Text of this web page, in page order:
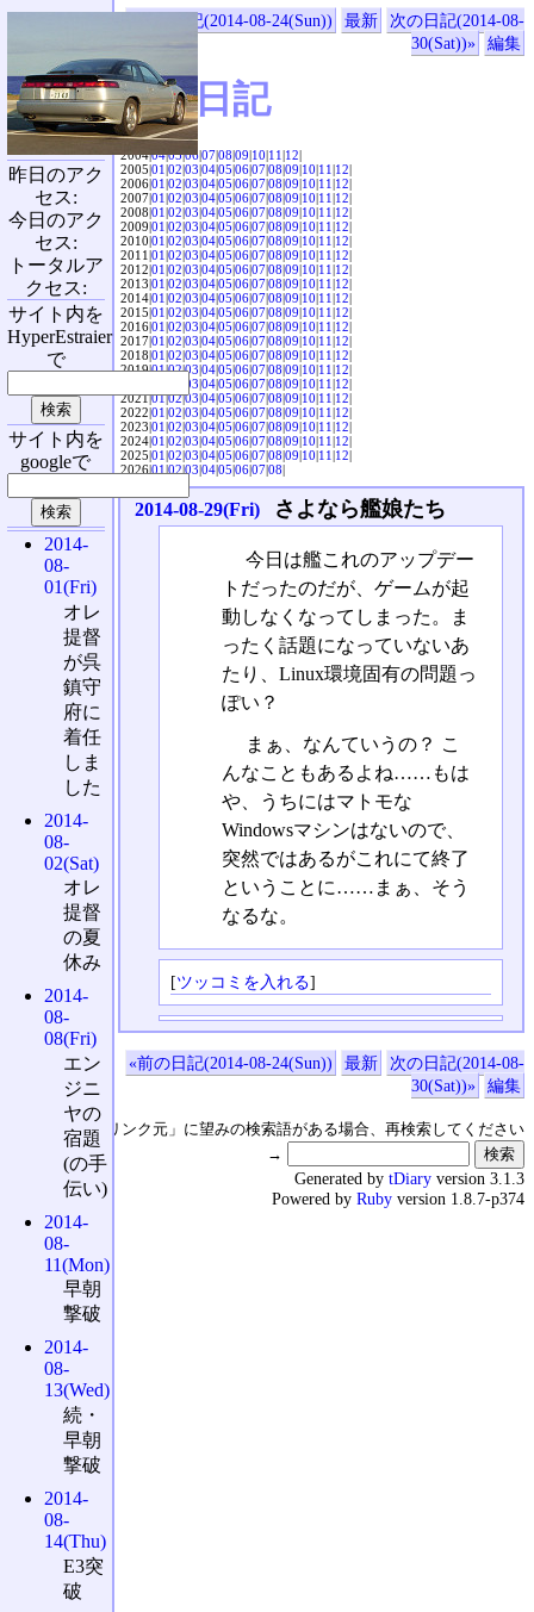
«前の日記(2014-08-24(Sun)) 最新
次の日記(2014-08-
30(Sat))»
編集
SVX日記
2004|04|05|06|07|08|09|10|11|12|
2005|01|02|03|04|05|06|07|08|09|10|11|12|
2006|01|02|03|04|05|06|07|08|09|10|11|12|
2007|01|02|03|04|05|06|07|08|09|10|11|12|
2008|01|02|03|04|05|06|07|08|09|10|11|12|
2009|01|02|03|04|05|06|07|08|09|10|11|12|
2010|01|02|03|04|05|06|07|08|09|10|11|12|
2011|01|02|03|04|05|06|07|08|09|10|11|12|
2012|01|02|03|04|05|06|07|08|09|10|11|12|
2013|01|02|03|04|05|06|07|08|09|10|11|12|
2014|01|02|03|04|05|06|07|08|09|10|11|12|
2015|01|02|03|04|05|06|07|08|09|10|11|12|
2016|01|02|03|04|05|06|07|08|09|10|11|12|
2017|01|02|03|04|05|06|07|08|09|10|11|12|
2018|01|02|03|04|05|06|07|08|09|10|11|12|
2019|01|02|03|04|05|06|07|08|09|10|11|12|
03|04|05|06|07|08|09|10|11|12|
2021|01|02|03|04|05|06|07|08|09|10|11|12|
2022|01|02|03|04|05|06|07|08|09|10|11|12|
2023|01|02|03|04|05|06|07|08|09|10|11|12|
2024|01|02|03|04|05|06|07|08|09|10|11|12|
2025|01|02|03|04|05|06|07|08|09|10|11|12|
2026|01|02|03|04|05|06|07|08|
2014-08-29(Fri) さよなら艦娘たち
今日は艦これのアップデー
トだったのだが、ゲームが起
動しなくなってしまった。ま
ったく話題になっていないあ
たり、Linux環境固有の問題っ
ぽい？
まぁ、なんていうの？ こ
んなこともあるよね……もは
や、うちにはマトモな
Windowsマシンはないので、
突然ではあるがこれにて終了
ということに……まぁ、そう
なるな。
[ツッコミを入れる]
«前の日記(2014-08-24(Sun)) 最新
次の日記(2014-08-
30(Sat))»
編集
↑の「本日のリンク元」に望みの検索語がある場合、再検索してください
→
昨日のアク
セス:
今日のアク
セス:
トータルア
クセス:
サイト内を
HyperEstraier
で
サイト内を
googleで
2014-
08-
01(Fri)
オレ
提督
が呉
鎮守
府に
着任
しま
した
2014-
08-
02(Sat)
オレ
提督
の夏
休み
2014-
08-
08(Fri)
エン
ジニ
ヤの
宿題
(の手
伝い)
2014-
08-
11(Mon)
早朝
撃破
2014-
08-
13(Wed)
続・
早朝
撃破
2014-
08-
14(Thu)
E3突
破
Generated by tDiary version 3.1.3
Powered by Ruby version 1.8.7-p374